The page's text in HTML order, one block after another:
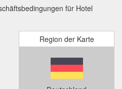
für Hotel
Region der Karte